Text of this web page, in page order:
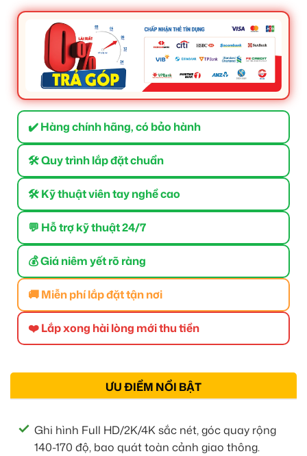
✔️ Hàng chính hãng, có bảo hành
🛠 Quy trình lắp đặt chuẩn
🛠 Kỹ thuật viên tay nghề cao
💬 Hỗ trợ kỹ thuật 24/7
💰 Giá niêm yết rõ ràng
🚚 Miễn phí lắp đặt tận nơi
❤️ Lắp xong hài lòng mới thu tiền
ƯU ĐIỂM NỔI BẬT
Ghi hình Full HD/2K/4K sắc nét, góc quay rộng
140-170 độ, bao quát toàn cảnh giao thông.